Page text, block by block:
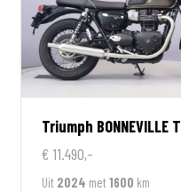
Triumph BONNEVILLE
€ 11.490,-
Uit 2024 met 1600 km